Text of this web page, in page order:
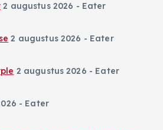
2 augustus 2026 - Eater
2 augustus 2026 - Eater
2 augustus 2026 - Eater
- Eater